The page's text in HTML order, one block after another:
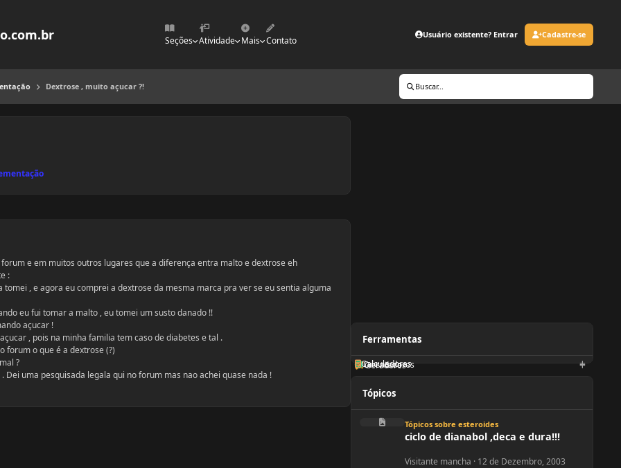
Seções Atividade Mais Contato
Usuário existente? Entrar Cadastre-se
Dextrose , muito açucar ?! Buscar...
e em muitos outros lugares que a diferença entra malto e dextrose eh
:
, e agora eu comprei a dextrose da mesma marca pra ver se eu sentia alguma
eu fui tomar a malto , eu tomei um susto danado !!
açucar !
, pois na minha familia tem caso de diabetes e tal .
forum o que é a dextrose (?)
?
Dei uma pesquisada legala qui no forum mas nao achei quase nada !
Ferramentas
Geradores
Orientadores
Calculadoras
Tópicos
ciclo de dianabol ,deca e dura!!!
Tópicos sobre esteroides
ciclo de dianabol ,deca e dura!!!
Visitante mancha · 12 de Dezembro, 2003